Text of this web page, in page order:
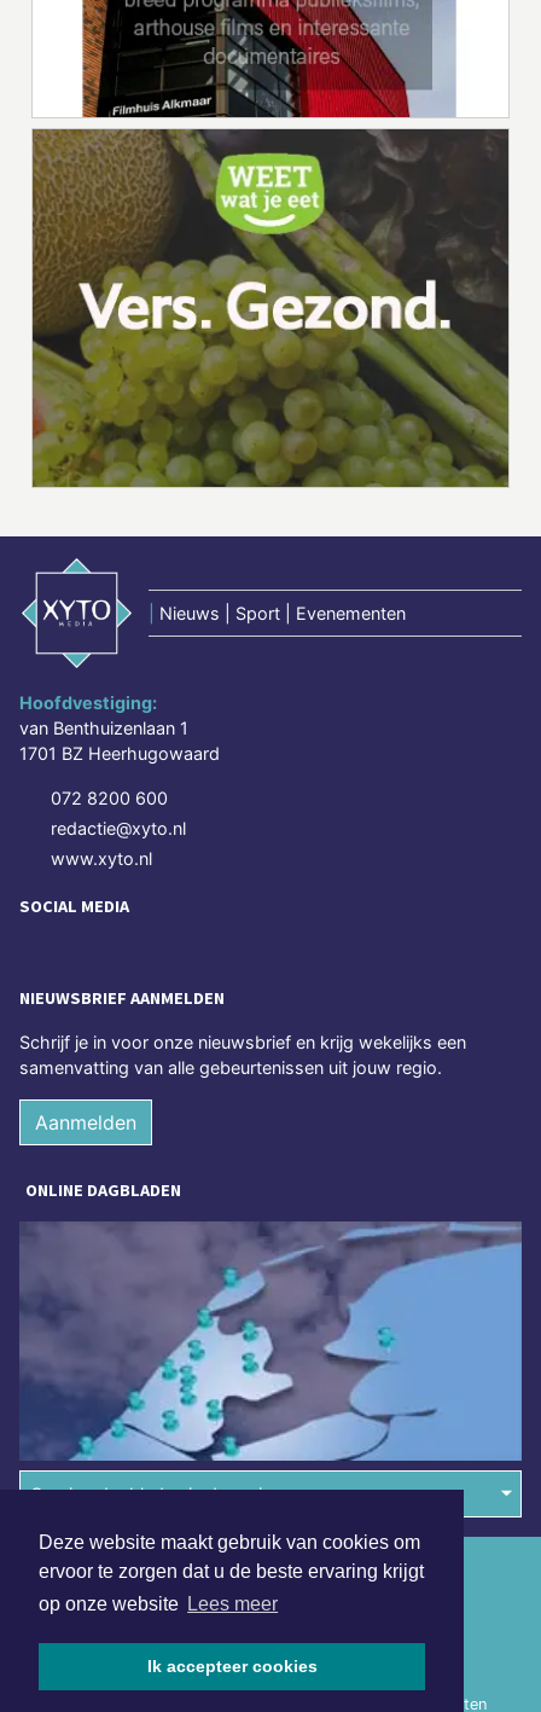
Deze website maakt gebruik van cookies om
ervoor te zorgen dat u de beste ervaring krijgt
op onze website Lees meer
Ik accepteer cookies
Nieuws | Sport | Evenementen
Hoofdvestiging:
van Benthuizenlaan 1
1701 BZ Heerhugowaard
072 8200 600
redactie@xyto.nl
www.xyto.nl
SOCIAL MEDIA
NIEUWSBRIEF AANMELDEN
Schrijf je in voor onze nieuwsbrief en krijg wekelijks een
samenvatting van alle gebeurtenissen uit jouw regio.
Aanmelden
ONLINE DAGBLADEN
Overige dagbladen in de regio
Copyright (c) 2026 | Haarlemmermeerdagblad.nl - Alle rechten
Algemene voorwaarden
Disclaimer